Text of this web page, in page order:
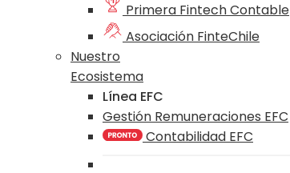
Primera Fintech Contable
Asociación FinteChile
Nuestro
Ecosistema
Línea EFC
Gestión Remuneraciones EFC
Contabilidad EFC